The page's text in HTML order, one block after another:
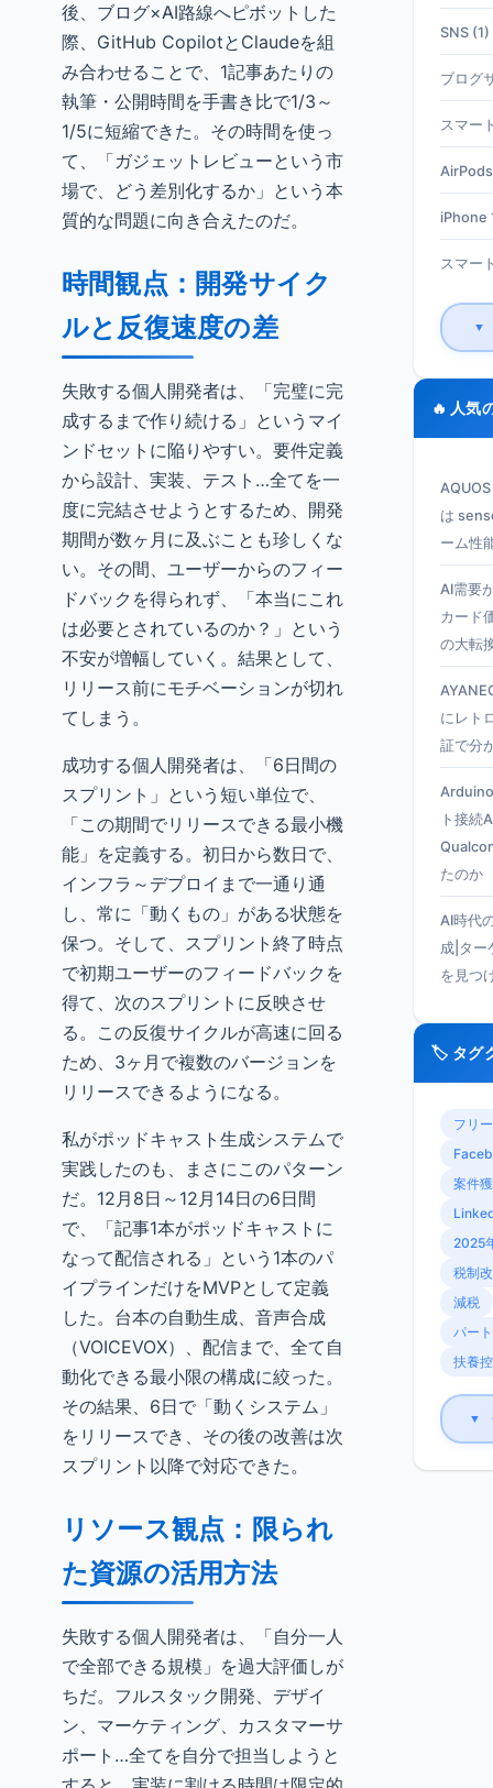
後、ブログ×AI路線へピボットした
際、GitHub CopilotとClaudeを組
み合わせることで、1記事あたりの
執筆・公開時間を手書き比で1/3～
1/5に短縮できた。その時間を使っ
て、「ガジェットレビューという市
場で、どう差別化するか」という本
質的な問題に向き合えたのだ。
時間観点：開発サイク
ルと反復速度の差
失敗する個人開発者は、「完璧に完
成するまで作り続ける」というマイ
ンドセットに陥りやすい。要件定義
から設計、実装、テスト…全てを一
度に完結させようとするため、開発
期間が数ヶ月に及ぶことも珍しくな
い。その間、ユーザーからのフィー
ドバックを得られず、「本当にこれ
は必要とされているのか？」という
不安が増幅していく。結果として、
リリース前にモチベーションが切れ
てしまう。
成功する個人開発者は、「6日間の
スプリント」という短い単位で、
「この期間でリリースできる最小機
能」を定義する。初日から数日で、
インフラ～デプロイまで一通り通
し、常に「動くもの」がある状態を
保つ。そして、スプリント終了時点
で初期ユーザーのフィードバックを
得て、次のスプリントに反映させ
る。この反復サイクルが高速に回る
ため、3ヶ月で複数のバージョンを
リリースできるようになる。
私がポッドキャスト生成システムで
実践したのも、まさにこのパターン
だ。12月8日～12月14日の6日間
で、「記事1本がポッドキャストに
なって配信される」という1本のパ
イプラインだけをMVPとして定義
した。台本の自動生成、音声合成
（VOICEVOX）、配信まで、全て自
動化できる最小限の構成に絞った。
その結果、6日で「動くシステム」
をリリースでき、その後の改善は次
スプリント以降で対応できた。
リソース観点：限られ
た資源の活用方法
失敗する個人開発者は、「自分一人
で全部できる規模」を過大評価しが
ちだ。フルスタック開発、デザイ
ン、マーケティング、カスタマーサ
ポート…全てを自分で担当しようと
SNS (1)
ブログ
スマー
iPhone
スマー
▼
🔥 人気
は
ーム性
AI需要
カード
の大転
にレト
証で分
ト接続
たのか
AI時代
成|ター
を見つ
🏷️ タグ
フリ
案件
2025
税制
減税
パート
扶養
▼